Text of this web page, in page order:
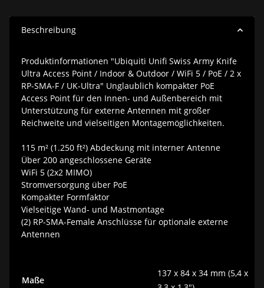
Beschreibung
Produktinformationen "Ubiquiti Unifi Swiss Army Knife
Ultra Access Point / Indoor & Outdoor / WiFi 5 / PoE / 2 x
RP-SMA-F / UK-Ultra" Unglaublich kompakter PoE
Access Point für den Innen- und Außenbereich mit
Unterstützung für externe Antennen mit großer
Reichweite und vielseitigen Montagemöglichkeiten.
115 m² (1.250 ft²) Abdeckung mit interner Antenne
Über 200 angeschlossene Geräte
WiFi 5 (2x2 MIMO)
Stromversorgung über PoE
Kompakter Formfaktor
Vielseitige Wand- und Mastmontage
(2) RP-SMA-Female Anschlüsse für optionale externe
Antennen
Maße
137 x 84 x 34 mm (5,4 x